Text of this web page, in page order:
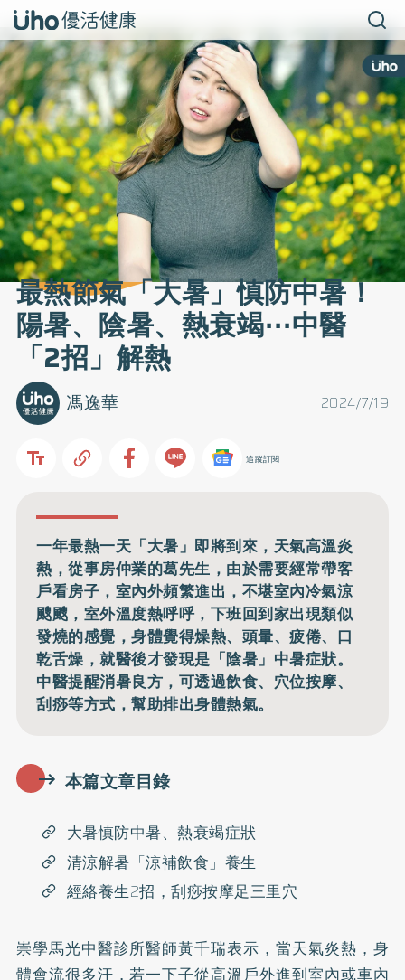
最熱節氣「大暑」慎防中暑！
陽暑、陰暑、熱衰竭⋯中醫
「2招」解熱
2024/7/19
馮逸華
追蹤訂閱
一年最熱一天「大暑」即將到來，天氣高溫炎
熱，從事房仲業的葛先生，由於需要經常帶客
戶看房子，室內外頻繁進出，不堪室內冷氣涼
颼颼，室外溫度熱呼呼，下班回到家出現類似
發燒的感覺，身體覺得燥熱、頭暈、疲倦、口
乾舌燥，就醫後才發現是「陰暑」中暑症狀。
中醫提醒消暑良方，可透過飲食、穴位按摩、
刮痧等方式，幫助排出身體熱氣。
本篇文章目錄
大暑慎防中暑、熱衰竭症狀
清涼解暑「涼補飲食」養生
經絡養生2招，刮痧按摩足三里穴
崇學馬光中醫診所醫師黃千瑞表示，當天氣炎熱，身
體會流很多汗，若一下子從高溫戶外進到室內或車內